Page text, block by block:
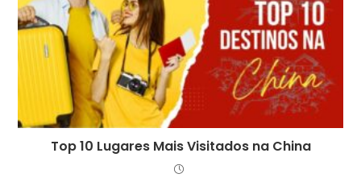
Top 10 Lugares Mais Visitados na China